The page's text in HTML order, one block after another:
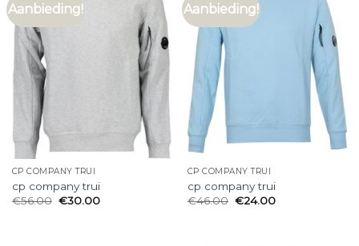
Aanbieding!
CP COMPANY TRUI
cp company trui
€56.00 €30.00
Aanbieding!
CP COMPANY TRUI
cp company trui
€46.00 €24.00